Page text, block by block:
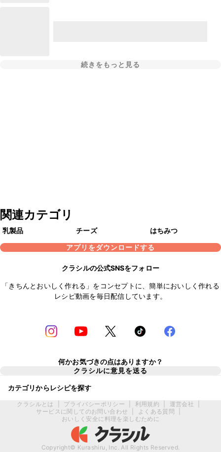
続きをもっと見る
関連カテゴリ
乳製品 チーズ
はちみつ
アプリをダウンロードする
クラシルの公式SNSをフォロー
「きちんとおいしく作れる」をコンセプトに、簡単においしく作れる
レシピ動画を毎日配信しています。
何かお気づきの点はありますか？
クラシルに意見を送る
カテゴリからレシピを探す
クラシルとは プライバシーポリシー 利用規約 運営会社
サービスに関してのお問い合わせ
よくある質問
おいしく安全に料理を楽しむために
Copyright© Kurashiru, Inc. All Rights Reserved.